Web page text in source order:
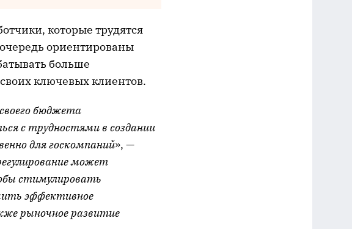
которые трудятся
ориентированы
больше
ключевых клиентов.
бюджета
с трудностями в создании
для госкомпаний», —
может
стимулировать
эффективное
рыночное развитие